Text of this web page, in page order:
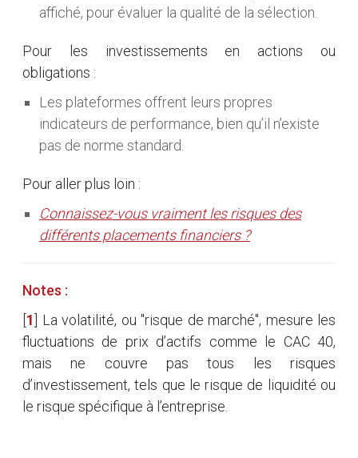
affiché, pour évaluer la qualité de la sélection.
Pour les investissements en actions ou
obligations :
Les plateformes offrent leurs propres
indicateurs de performance, bien qu’il n’existe
pas de norme standard.
Pour aller plus loin :
Connaissez-vous vraiment les risques des
différents placements financiers ?
Notes :
1
La volatilité, ou "risque de marché", mesure les
fluctuations de prix d’actifs comme le CAC 40,
mais ne couvre pas tous les risques
d’investissement, tels que le risque de liquidité ou
le risque spécifique à l’entreprise.